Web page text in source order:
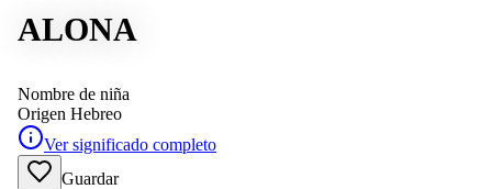
ALONA
Nombre de niña
Origen Hebreo
Ver significado completo
Guardar